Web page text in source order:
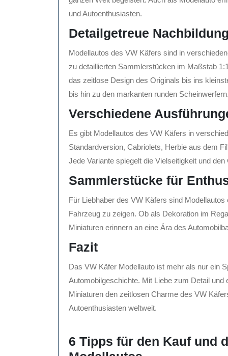
und Autoenthusiasten.
Detailgetreue
Modellautos des VW Käfers sind in
zu detaillierten Sammlerstücken im Maßstab
das zeitlose Design des Originals bis ins
bis hin zu den markanten runden Scheinwerfern.
Verschiedene
Es gibt Modellautos des VW Käfers in
Standardversion, Cabriolets, Herbie aus dem
Jede Variante spiegelt die Vielseitigkeit und
Sammlerstücke für
Für Liebhaber des VW Käfers sind
Fahrzeug zu zeigen. Ob als Dekoration im
Miniaturen erinnern an eine Ära des
Fazit
Das VW Käfer Modellauto ist mehr als nur ein
Automobilgeschichte. Mit Liebe zum Detail
Miniaturen den zeitlosen Charme des VW
Autoenthusiasten weltweit.
6 Tipps für den Kauf und